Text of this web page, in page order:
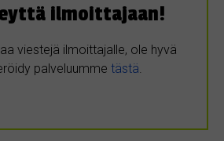
ilmoittajaan!
viestejä ilmoittajalle, ole hyvä
palveluumme tästä